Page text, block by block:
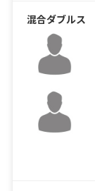
混合ダブルス